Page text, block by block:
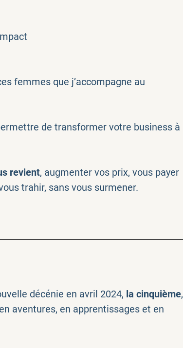
femmes que j’accompagne au
de transformer votre business à
revient, augmenter vos prix, vous payer
trahir, sans vous surmener.
décénie en avril 2024, la cinquième,
aventures, en apprentissages et en